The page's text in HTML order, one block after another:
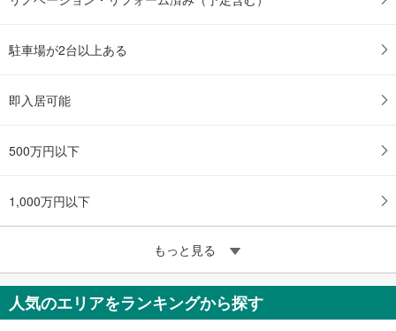
駐車場が2台以上ある
即入居可能
500万円以下
1,000万円以下
もっと見る
人気のエリアをランキングから探す